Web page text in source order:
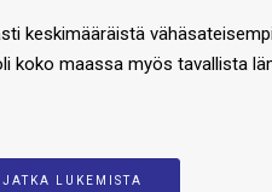
keskimääräistä
koko maassa myös tavallista
JATKA LUKEMISTA